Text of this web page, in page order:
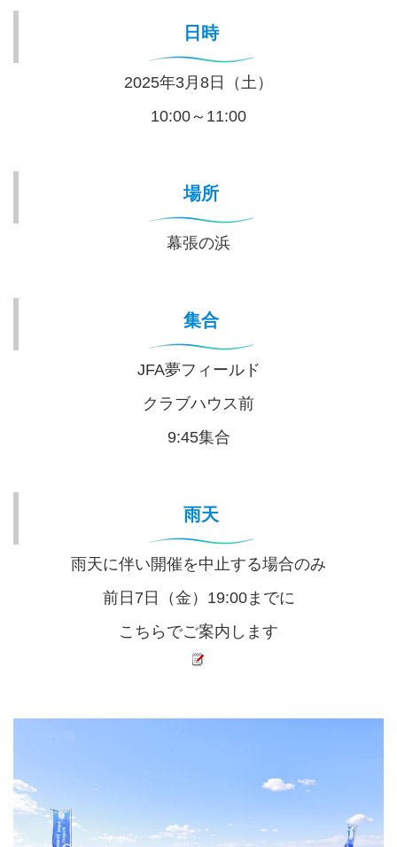
日時
2025年3月8日（土）
10:00～11:00
場所
幕張の浜
集合
JFA夢フィールド
クラブハウス前
9:45集合
雨天
雨天に伴い開催を中止する場合のみ
前日7日（金）19:00までに
こちらでご案内します